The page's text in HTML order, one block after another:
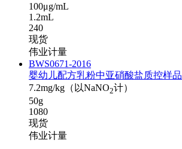
100μg/mL
1.2mL
240
现货
伟业计量
BWS0671-2016
婴幼儿配方乳粉中亚硝酸盐质控样品
7.2mg/kg（以NaNO2计）
50g
1080
现货
伟业计量